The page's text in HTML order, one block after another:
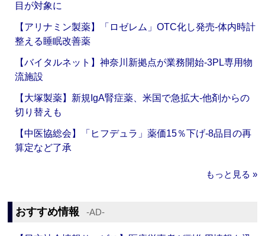
目が対象に
【アリナミン製薬】「ロゼレム」OTC化し発売‐体内時計
整える睡眠改善薬
【バイタルネット】神奈川新拠点が業務開始‐3PL専用物
流施設
【大塚製薬】新規IgA腎症薬、米国で急拡大‐他剤からの
切り替えも
【中医協総会】「ヒフデュラ」薬価15％下げ‐8品目の再
算定など了承
もっと見る »
おすすめ情報 ‐AD‐